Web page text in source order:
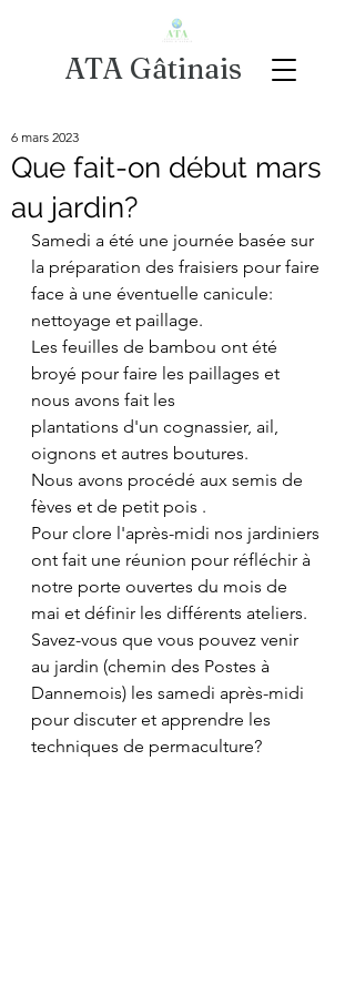
ATA Gâtinais
Que fait-on début mars
au jardin?
6 mars 2023
Samedi a été une journée basée sur
la préparation des fraisiers pour faire
face à une éventuelle canicule:
nettoyage et paillage.
Les feuilles de bambou ont été
broyé pour faire les paillages et
nous avons fait les
plantations d'un cognassier, ail,
oignons et autres boutures.
Nous avons procédé aux semis de
fèves et de petit pois .
Pour clore l'après-midi nos jardiniers
ont fait une réunion pour réfléchir à
notre porte ouvertes du mois de
mai et définir les différents ateliers.
Savez-vous que vous pouvez venir
au jardin (chemin des Postes à
Dannemois) les samedi après-midi
pour discuter et apprendre les
techniques de permaculture?